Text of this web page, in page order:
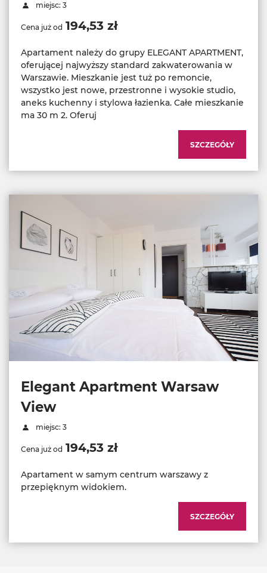
miejsc: 3
Cena już od 194,53 zł
Apartament należy do grupy ELEGANT APARTMENT,
oferującej najwyższy standard zakwaterowania w
Warszawie. Mieszkanie jest tuż po remoncie,
wszystko jest nowe, przestronne i wysokie studio,
aneks kuchenny i stylowa łazienka. Całe mieszkanie
ma 30 m 2. Oferuj
SZCZEGÓŁY
Elegant Apartment Warsaw
View
miejsc: 3
Cena już od 194,53 zł
Apartament w samym centrum warszawy z
przepięknym widokiem.
SZCZEGÓŁY